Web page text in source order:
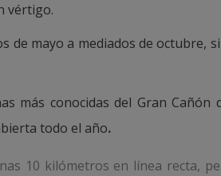
vértigo.
de mayo a mediados de octubre,
más conocidas del Gran Cañón
todo el año.
10 kilómetros en línea recta,